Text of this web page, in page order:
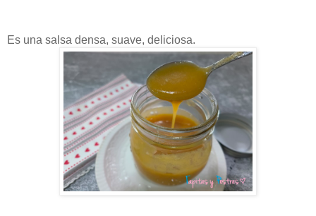
Es una salsa densa, suave, deliciosa.